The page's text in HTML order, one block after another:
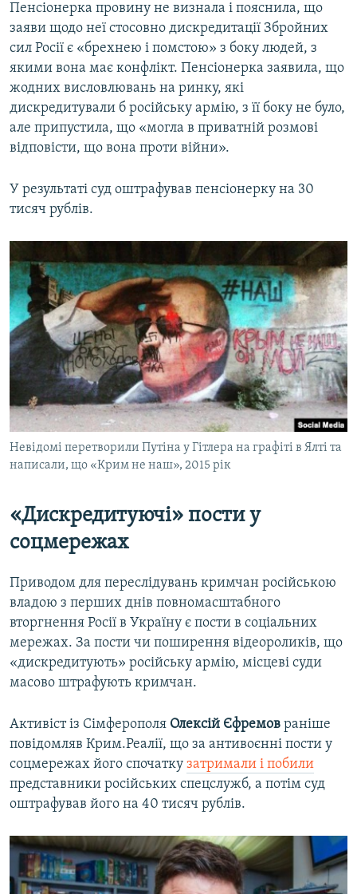
Пенсіонерка провину не визнала і пояснила, що
заяви щодо неї стосовно дискредитації Збройних
сил Росії є «брехнею і помстою» з боку людей, з
якими вона має конфлікт. Пенсіонерка заявила, що
жодних висловлювань на ринку, які
дискредитували б російську армію, з її боку не було,
але припустила, що «могла в приватній розмові
відповісти, що вона проти війни».
У результаті суд оштрафував пенсіонерку на 30
тисяч рублів.
Невідомі перетворили Путіна у Гітлера на графіті в Ялті та
написали, що «Крим не наш», 2015 рік
«Дискредитуючі» пости у
соцмережах
Приводом для переслідувань кримчан російською
владою з перших днів повномасштабного
вторгнення Росії в Україну є пости в соціальних
мережах. За пости чи поширення відеороликів, що
«дискредитують» російську армію, місцеві суди
масово штрафують кримчан.
Активіст із Сімферополя Олексій Єфремов раніше
повідомляв Крим.Реалії, що за антивоєнні пости у
соцмережах його спочатку затримали і побили
представники російських спецслужб, а потім суд
оштрафував його на 40 тисяч рублів.